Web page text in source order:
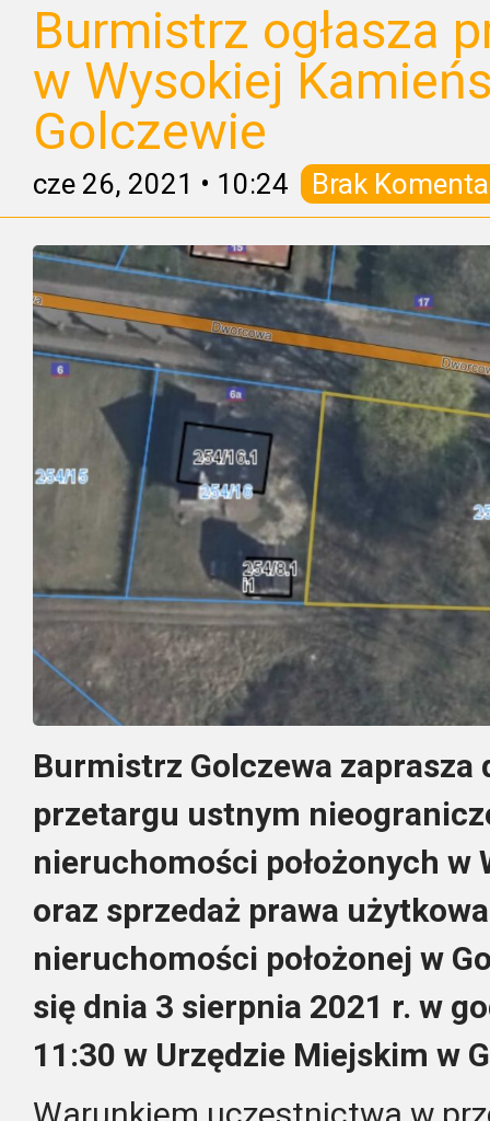
Burmistrz ogłasza
w Wysokiej
Golczewie
cze 26, 2021 • 10:24 Brak
Burmistrz Golczewa zaprasza
przetargu ustnym
nieruchomości położonych w
oraz sprzedaż prawa
nieruchomości położonej w
się dnia 3 sierpnia 2021 r. w
11:30 w Urzędzie Miejskim w